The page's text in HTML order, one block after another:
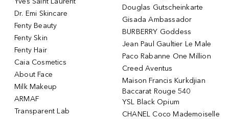
Dr. Emi Skincare
Fenty Beauty
Fenty Skin
Fenty Hair
Caia Cosmetics
About Face
Milk Makeup
ARMAF
Transparent Lab
Douglas Gutscheinkarte
Gisada Ambassador
BURBERRY Goddess
Jean Paul Gaultier Le Male
Paco Rabanne One Million
Creed Aventus
Maison Francis Kurkdjian
Baccarat Rouge 540
YSL Black Opium
CHANEL Coco Mademoiselle